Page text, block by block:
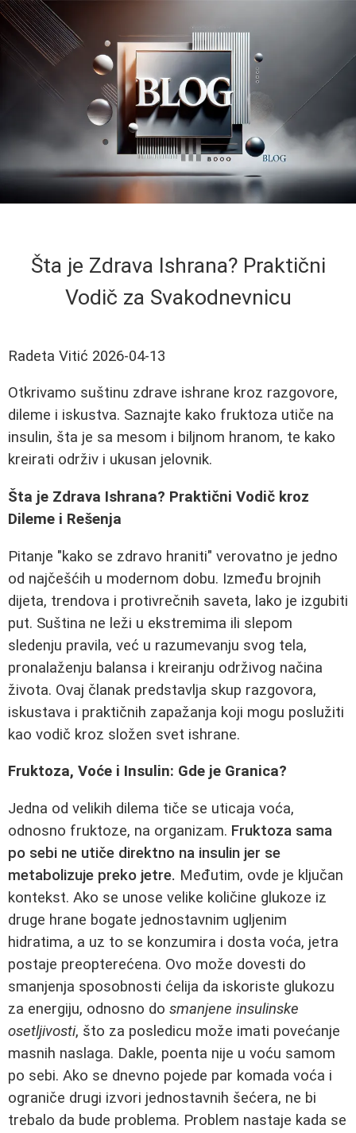
Šta je Zdrava Ishrana? Praktični
Vodič za Svakodnevnicu
Radeta Vitić 2026-04-13
Otkrivamo suštinu zdrave ishrane kroz razgovore,
dileme i iskustva. Saznajte kako fruktoza utiče na
insulin, šta je sa mesom i biljnom hranom, te kako
kreirati održiv i ukusan jelovnik.
Šta je Zdrava Ishrana? Praktični Vodič kroz
Dileme i Rešenja
Pitanje "kako se zdravo hraniti" verovatno je jedno
od najčešćih u modernom dobu. Između brojnih
dijeta, trendova i protivrečnih saveta, lako je izgubiti
put. Suština ne leži u ekstremima ili slepom
sledenju pravila, već u razumevanju svog tela,
pronalaženju balansa i kreiranju održivog načina
života. Ovaj članak predstavlja skup razgovora,
iskustava i praktičnih zapažanja koji mogu poslužiti
kao vodič kroz složen svet ishrane.
Fruktoza, Voće i Insulin: Gde je Granica?
Jedna od velikih dilema tiče se uticaja voća,
odnosno fruktoze, na organizam. Fruktoza sama
po sebi ne utiče direktno na insulin jer se
metabolizuje preko jetre. Međutim, ovde je ključan
kontekst. Ako se unose velike količine glukoze iz
druge hrane bogate jednostavnim ugljenim
hidratima, a uz to se konzumira i dosta voća, jetra
postaje preopterećena. Ovo može dovesti do
smanjenja sposobnosti ćelija da iskoriste glukozu
za energiju, odnosno do smanjene insulinske
osetljivosti, što za posledicu može imati povećanje
masnih naslaga. Dakle, poenta nije u voću samom
po sebi. Ako se dnevno pojede par komada voća i
ograniče drugi izvori jednostavnih šećera, ne bi
trebalo da bude problema. Problem nastaje kada se